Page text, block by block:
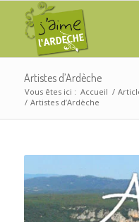
Artistes d’Ardèche
Vous êtes ici : Accueil /
/ Artistes d’Ardèche